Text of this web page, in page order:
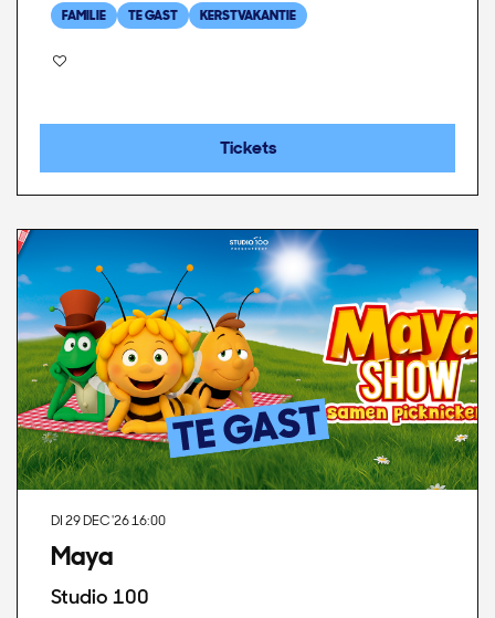
FAMILIE TE GAST KERSTVAKANTIE
Tickets
Maya
Studio 100
DI 29 DEC '2616:00